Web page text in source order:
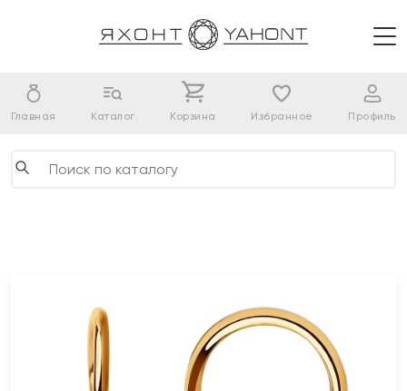
Главная Каталог Корзина Избранное Профиль